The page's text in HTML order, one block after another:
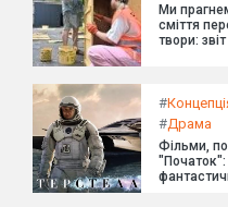
Ми
сміття
твори: звіт
#
#Драма
Фільми,
"Початок":